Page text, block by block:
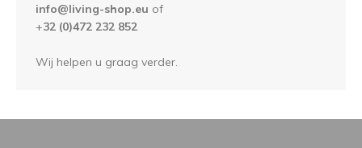
info@living-shop.eu of
+32 (0)472 232 852
Wij helpen u graag verder.